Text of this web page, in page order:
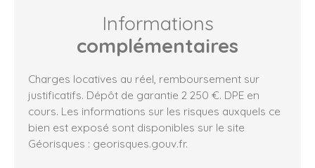
Informations
complémentaires
Charges locatives au réel, remboursement sur
justificatifs. Dépôt de garantie 2 250 €. DPE en
cours. Les informations sur les risques auxquels ce
bien est exposé sont disponibles sur le site
Géorisques : georisques.gouv.fr.